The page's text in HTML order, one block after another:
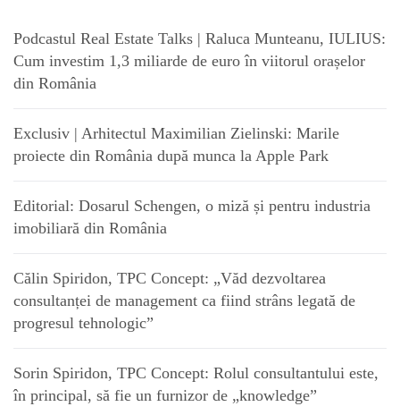
Podcastul Real Estate Talks | Raluca Munteanu, IULIUS:
Cum investim 1,3 miliarde de euro în viitorul orașelor
din România
Exclusiv | Arhitectul Maximilian Zielinski: Marile
proiecte din România după munca la Apple Park
Editorial: Dosarul Schengen, o miză și pentru industria
imobiliară din România
Călin Spiridon, TPC Concept: „Văd dezvoltarea
consultanței de management ca fiind strâns legată de
progresul tehnologic”
Sorin Spiridon, TPC Concept: Rolul consultantului este,
în principal, să fie un furnizor de „knowledge”